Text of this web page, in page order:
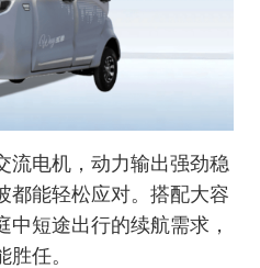
流电机，动力输出强劲稳
都能轻松应对。搭配大容
短途出行的续航需求，
任。